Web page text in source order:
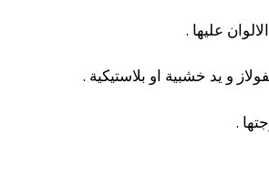
عليها .
و يد خشبية او بلاستيكية .
.